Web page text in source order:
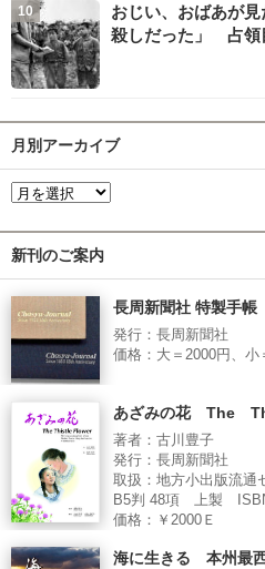
おじい、おばあが
殺しだった」 占領
月別アーカイブ
新刊のご案内
長周新聞社 特製手帳
発行：長周新聞社
価格：大＝2000円、小
あざみの花 The
著者：古川豊子
発行：長周新聞社
取扱：地方小出版流通
B5判 48項 上製
価格：￥2000Ｅ
海に生きる 本州最